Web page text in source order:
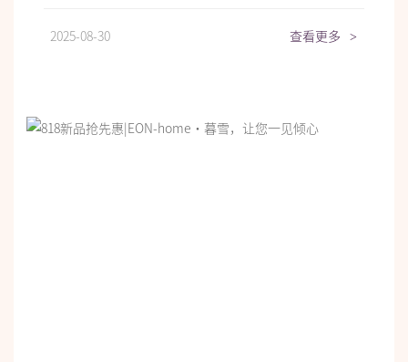
2025-08-30 查看更多 >